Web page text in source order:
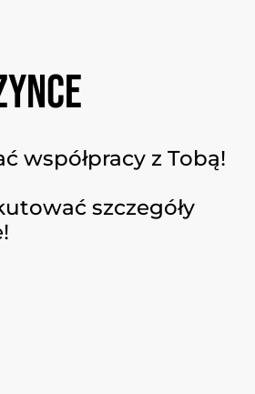
współpracy z Tobą!
szczegóły